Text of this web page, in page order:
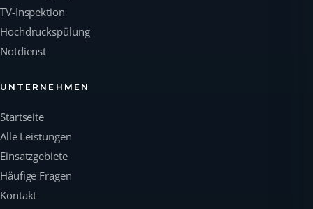
TV-Inspektion
Hochdruckspülung
Notdienst
UNTERNEHMEN
Startseite
Alle Leistungen
Einsatzgebiete
Häufige Fragen
Kontakt